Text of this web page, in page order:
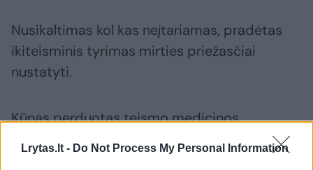
Lrytas.lt - Do Not Process My Personal Information
Nusikaltimas kol kas neįtariamas, pradėtas
ikiteisminis tyrimas mirties priežasčiai
nustatyti.
Kūnas perduotas teismo medicinos
ekspertams, šie turės nustatyti tikslią mirties
priežastį. Ekspertai turės atsakyti ir į kitus